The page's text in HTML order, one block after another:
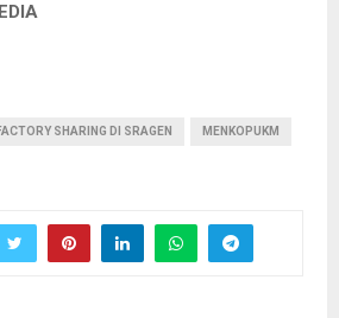
SHARING DI SRAGEN MENKOPUKM